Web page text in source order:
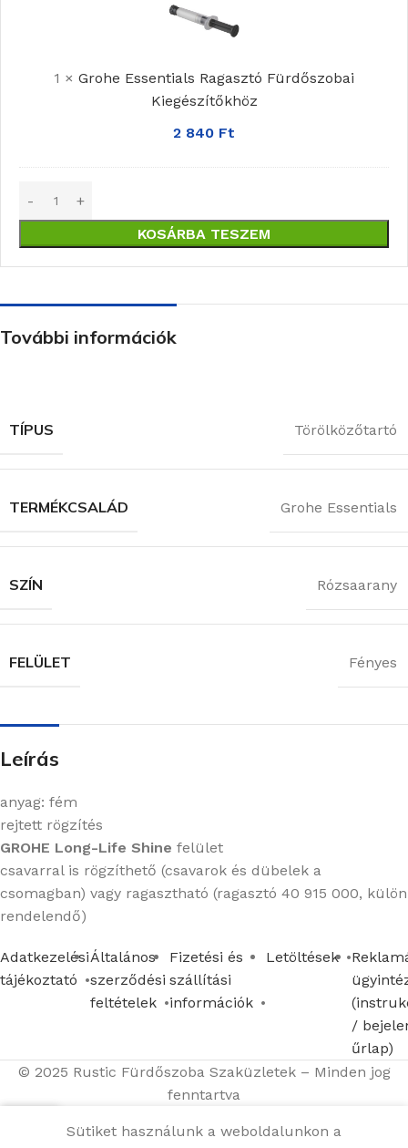
Ragasztó
Fürdőszobai
1 × Grohe Essentials Ragasztó Fürdőszobai
Kiegészítőkhöz
2 840 Ft
KOSÁRBA TESZEM
További információk
TÍPUS Törölközőtartó
TERMÉKCSALÁD Grohe Essentials
SZÍN Rózsaarany
FELÜLET Fényes
Leírás
anyag: fém
rejtett rögzítés
GROHE Long-Life Shine felület
csavarral is rögzíthető (csavarok és dübelek a
csomagban) vagy ragasztható (ragasztó 40 915 000, külön
rendelendő)
Adatkezelési
tájékoztató
Általános
szerződési
feltételek
Fizetési és
szállítási
információk
Letöltések
/
űrlap)
© 2025 Rustic Fürdőszoba Szaküzletek – Minden jog
fenntartva
Sütiket használunk a weboldalunkon a